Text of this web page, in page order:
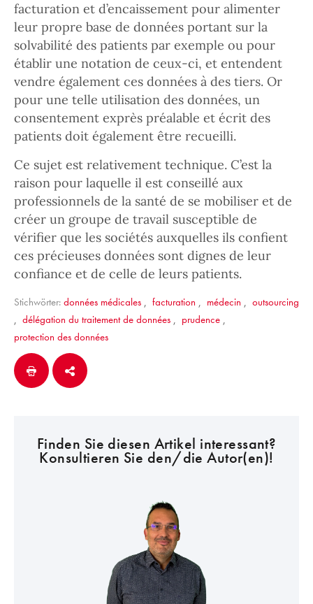
facturation et d’encaissement pour alimenter
leur propre base de données portant sur la
solvabilité des patients par exemple ou pour
établir une notation de ceux-ci, et entendent
vendre également ces données à des tiers. Or
pour une telle utilisation des données, un
consentement exprès préalable et écrit des
patients doit également être recueilli.
Ce sujet est relativement technique. C’est la
raison pour laquelle il est conseillé aux
professionnels de la santé de se mobiliser et de
créer un groupe de travail susceptible de
vérifier que les sociétés auxquelles ils confient
ces précieuses données sont dignes de leur
confiance et de celle de leurs patients.
Stichwörter: données médicales , facturation , médecin , outsourcing
, délégation du traitement de données , prudence ,
protection des données
Finden Sie diesen Artikel interessant?
Konsultieren Sie den/die Autor(en)!